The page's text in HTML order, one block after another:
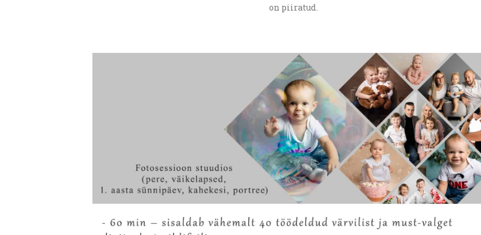
on piiratud.